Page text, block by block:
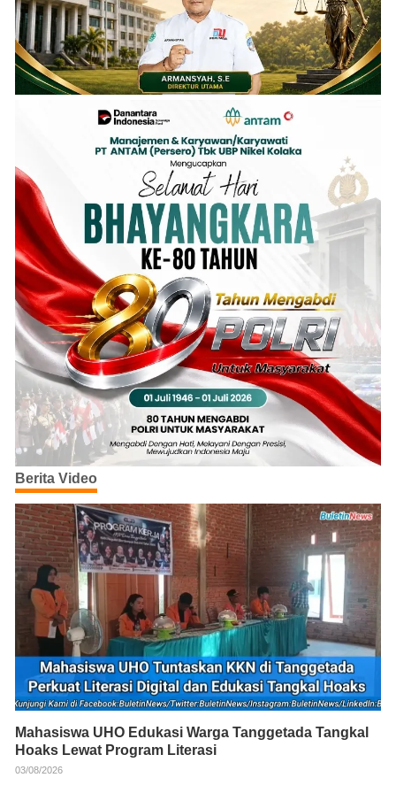
Berita Video
Mahasiswa UHO Edukasi Warga Tanggetada Tangkal
Hoaks Lewat Program Literasi
03/08/2026